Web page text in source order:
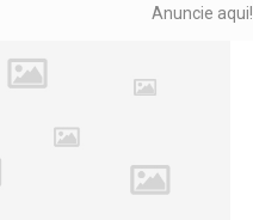
Anuncie aqui!